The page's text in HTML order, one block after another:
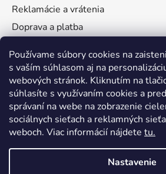
Používame súbory cookies na
s vaším súhlasom aj na
webových stránok. Kliknutím na
súhlasíte s využívaním cookies a
správaní na webe na zobrazenie
sociálnych sieťach a reklamných
weboch. Viac informácií nájdete tu.
Nastavenie
Reklamácie a vrátenia
Doprava a platba
Facebook